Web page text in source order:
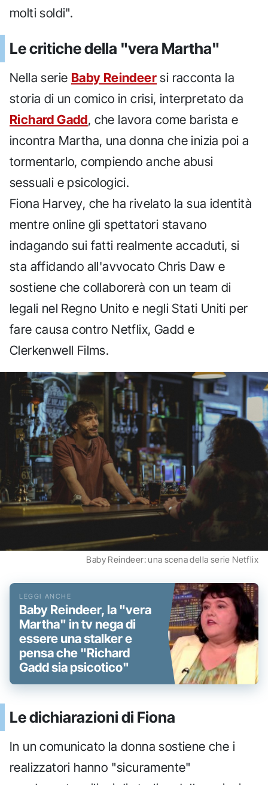
molti soldi".
Le critiche della "vera Martha"
Nella serie Baby Reindeer si racconta la
storia di un comico in crisi, interpretato da
Richard Gadd, che lavora come barista e
incontra Martha, una donna che inizia poi a
tormentarlo, compiendo anche abusi
sessuali e psicologici.
Fiona Harvey, che ha rivelato la sua identità
mentre online gli spettatori stavano
indagando sui fatti realmente accaduti, si
sta affidando all'avvocato Chris Daw e
sostiene che collaborerà con un team di
legali nel Regno Unito e negli Stati Uniti per
fare causa contro Netflix, Gadd e
Clerkenwell Films.
Baby Reindeer: una scena della serie Netflix
Baby Reindeer, la "vera
Martha" in tv nega di
essere una stalker e
pensa che "Richard
Gadd sia psicotico"
Le dichiarazioni di Fiona
In un comunicato la donna sostiene che i
realizzatori hanno "sicuramente"